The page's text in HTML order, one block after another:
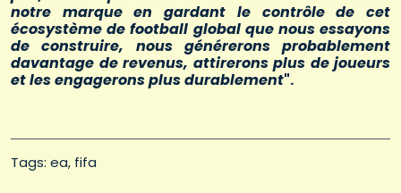
notre marque en gardant le contrôle de cet
écosystème de football global que nous essayons
de construire, nous générerons probablement
davantage de revenus, attirerons plus de joueurs
et les engagerons plus durablement".
Tags: ea fifa